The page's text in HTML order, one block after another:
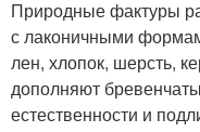
Природные фактуры
с лаконичными
лен, хлопок, шерсть,
дополняют
естественности и